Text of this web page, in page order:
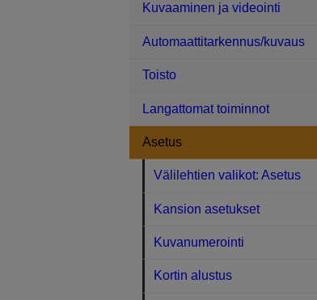
Kuvaaminen ja videointi
Automaattitarkennus/kuvaus
Toisto
Langattomat toiminnot
Asetus
Välilehtien valikot: Asetus
Kansion asetukset
Kuvanumerointi
Kortin alustus